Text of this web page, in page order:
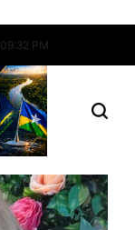
09:33 PM